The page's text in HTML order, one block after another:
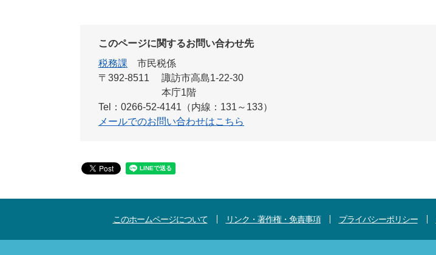
このページに関するお問い合わせ先
税務課
市民税係
〒392-8511
諏訪市高島1-22-30
本庁1階
Tel：0266-52-4141（内線：131～133）
メールでのお問い合わせはこちら
このホームページについて リンク・著作権・免責事項 プライバシーポリシー